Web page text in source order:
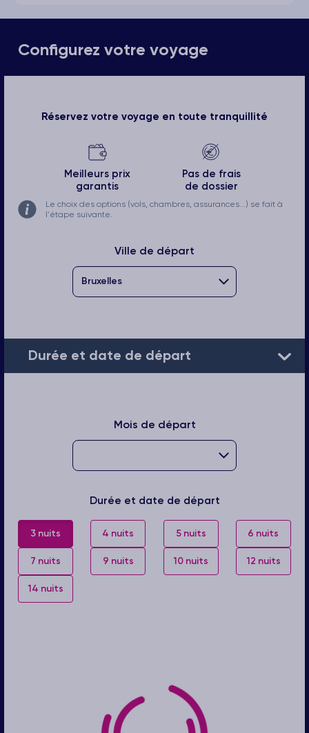
Configurez votre voyage
Réservez votre voyage en toute tranquillité
Meilleurs prix
garantis
Pas de frais
de dossier
Le choix des options (vols, chambres, assurances...) se fait à
l'étape suivante.
Ville de départ
Durée et date de départ
Mois de départ
Durée et date de départ
3 nuits 4 nuits 5 nuits 6 nuits
7 nuits 9 nuits 10 nuits 12 nuits
14 nuits